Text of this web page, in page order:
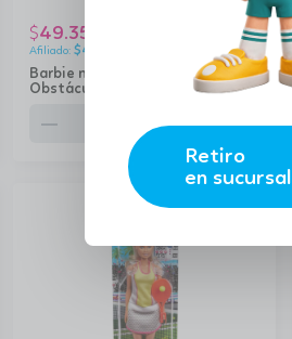
Retiro
en sucursal
Barbie n- Set de Carrera de
Obstáculos y Muñeca
$49.35
$44.42
remove add AGREGAR